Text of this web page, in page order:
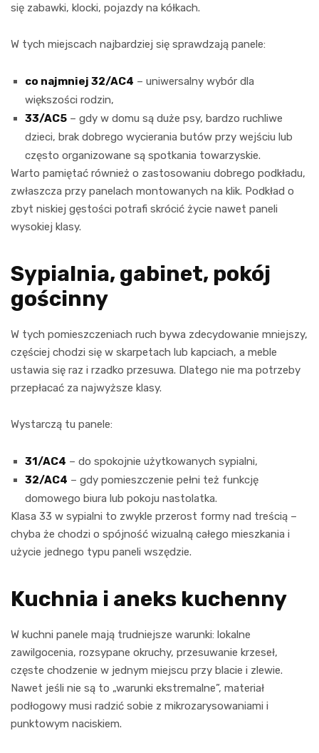
się zabawki, klocki, pojazdy na kółkach.
W tych miejscach najbardziej się sprawdzają panele:
co najmniej 32/AC4 – uniwersalny wybór dla
większości rodzin,
33/AC5 – gdy w domu są duże psy, bardzo ruchliwe
dzieci, brak dobrego wycierania butów przy wejściu lub
często organizowane są spotkania towarzyskie.
Warto pamiętać również o zastosowaniu dobrego podkładu,
zwłaszcza przy panelach montowanych na klik. Podkład o
zbyt niskiej gęstości potrafi skrócić życie nawet paneli
wysokiej klasy.
Sypialnia, gabinet, pokój
gościnny
W tych pomieszczeniach ruch bywa zdecydowanie mniejszy,
częściej chodzi się w skarpetach lub kapciach, a meble
ustawia się raz i rzadko przesuwa. Dlatego nie ma potrzeby
przepłacać za najwyższe klasy.
Wystarczą tu panele:
31/AC4 – do spokojnie użytkowanych sypialni,
32/AC4 – gdy pomieszczenie pełni też funkcję
domowego biura lub pokoju nastolatka.
Klasa 33 w sypialni to zwykle przerost formy nad treścią –
chyba że chodzi o spójność wizualną całego mieszkania i
użycie jednego typu paneli wszędzie.
Kuchnia i aneks kuchenny
W kuchni panele mają trudniejsze warunki: lokalne
zawilgocenia, rozsypane okruchy, przesuwanie krzeseł,
częste chodzenie w jednym miejscu przy blacie i zlewie.
Nawet jeśli nie są to „warunki ekstremalne”, materiał
podłogowy musi radzić sobie z mikrozarysowaniami i
punktowym naciskiem.